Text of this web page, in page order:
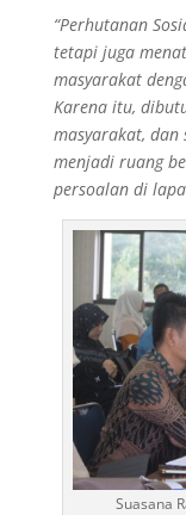
“Perhutanan
tetapi juga
masyarakat
Karena itu,
masyarakat, dan
menjadi ruang
persoalan di
Suasana